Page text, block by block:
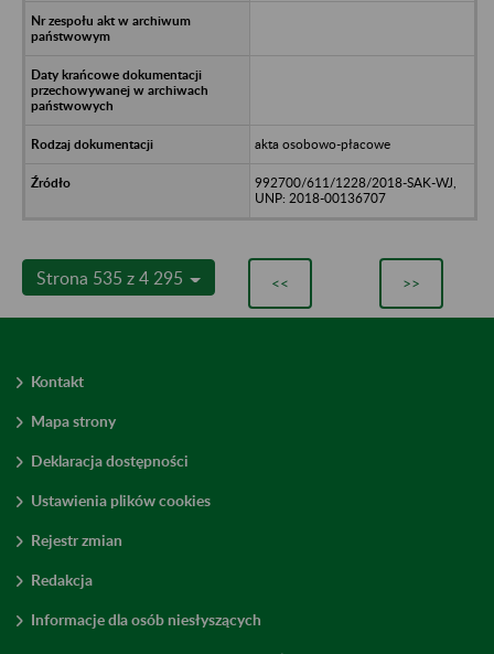
akta osobowo-płacowe
992700/611/1228/2018-SAK-WJ,
UNP: 2018-00136707
Strona 535 z 4 295 << >>
Kontakt
Mapa strony
Deklaracja dostępności
Ustawienia plików cookies
Rejestr zmian
Redakcja
Informacje dla osób niesłyszących